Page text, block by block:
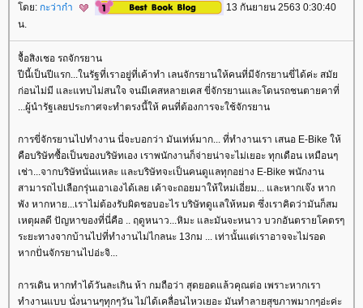
ดย: กะว่าก๋า
13 กันยายน 2563 0:30:40
น.
จื้อสิงเชอ รถจักรยาน
ปีนี้เป็นปีแรก...ในรัฐที่เราอยู่ที่เค้าทำ เลนจักรยานให้คนที่มีจักรยานขี่ได้ค่ะ สมั
ก่อนไม่มี และแทบไม่สนใจ จนมีเคสหลายเคส ขี่จักรยานและโดนรถชนตายคาที่
...ผู้นำรัฐเลยประกาศจะทำตรงนี้ให้ คนที่ต้องการจะใช้จักรยาน
การขี่จักรยานไปทำงาน นี่จะบอกว่า มันเท่ห์มาก... ที่ทำงานเรา เสนอ E-Bike ให้
คือบริษัทซื้อเป็นของบริษัทเอง เราพนักงานก็จ่ายน่าจะไม่เยอะ ทุกเดือน เหมือนๆ
เช่า...จากบริษัทนั่นแหละ และบริษัทจะเป็นคนดูแลทุกอย่าง E-Bike พนักงาน
สามารถไปเลือกรุ่นเอาเองได้เลย เค้าจะถอยมาให้ใหม่เอี่ยม... และหากเจ๊ง หาก
พัง หากหาย...เราไม่ต้องรับผิดชอบอะไร บริษัทดูแลให้หมด ซึ่งเราคิดว่ามันก็สม
เหตุผลดี ปัญหาของที่นี่คือ .. ฤดูหนาว...หิมะ และมันจะหนาว บวกอันตรายโคตรๆ
ระยะทางจากบ้านไปที่ทำงานไม่ไกลนะ 13กม ... เท่านั้นแต่เราอาจจะไม่รอด
หากปั่นจักรยานไปอ่ะจิ...
การเดิน หากทำได้วันละเกิน ห้า กมถือว่า สุดยอดแล้วคุณต่อ เพราะหากเรา
ทำงานแบบ นั่งนานๆทุกๆวัน ไม่ได้เคลื่อนไหวเยอะ มันทำลายสุขภาพมากๆอ่ะค่ะ